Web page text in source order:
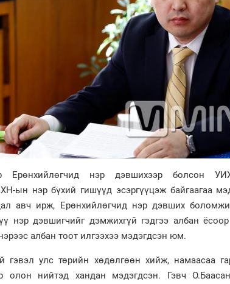
Ерөнхийлөгчид нэр дэвшихээр болсон
ын нэр бүхий гишүүд эсэргүүцэж байгаагаа
авч ирж, Ерөнхийлөгчид нэр дэвших
нэр дэвшигчийг дэмжихгүй гэдгээ албан
албан тоот илгээхээ мэдэгдсэн юм.
гэвэл улс төрийн хөдөлгөөн хийж, намаасаа
олон нийтэд хандан мэдэгдсэн. Гэвч